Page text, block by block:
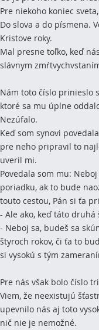
Pre niekoho koniec
Do slova a do písmena.
Kristove roky.
Mal presne toľko, keď
slávnym
Nám toto číslo prinieslo
ktoré sa mu úplne
Nezúfalo.
Keď som synovi
pre neho pripravil to
uveril mi.
Povedala som mu:
poriadku, ak to bude
touto cestou, Pán si ťa
- Ale ako, keď táto
- Neboj sa, budeš sa
štyroch rokov, či ťa to
si vysokú s tým
Pre nás však bolo číslo
Viem, že neexistujú
upevnilo nás aj toto
nič nie je nemožné.